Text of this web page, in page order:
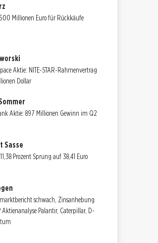
Millionen Euro für Rückkäufe
Aktie: NITE-STAR-Rahmenvertrag
Dollar
Aktie: 897 Millionen Gewinn im Q2
Sasse
Prozent Sprung auf 38,41 Euro
schwach, Zinsanhebung
Aktienanalyse Palantir, Caterpillar, D-